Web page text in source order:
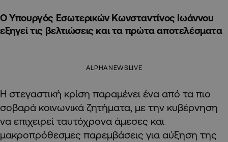
O Υπουργός Εσωτερικών Κωνσταντίνος Ιωάννου
εξηγεί τις βελτιώσεις και τα πρώτα αποτελέσματα
ALPHANEWSLIVE
Η στεγαστική κρίση παραμένει ένα από τα πιο
σοβαρά κοινωνικά ζητήματα, με την κυβέρνηση
να επιχειρεί ταυτόχρονα άμεσες και
μακροπρόθεσμες παρεμβάσεις για αύξηση της